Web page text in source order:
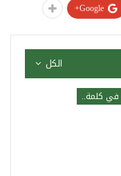
Google+
الكل
في كلمة..